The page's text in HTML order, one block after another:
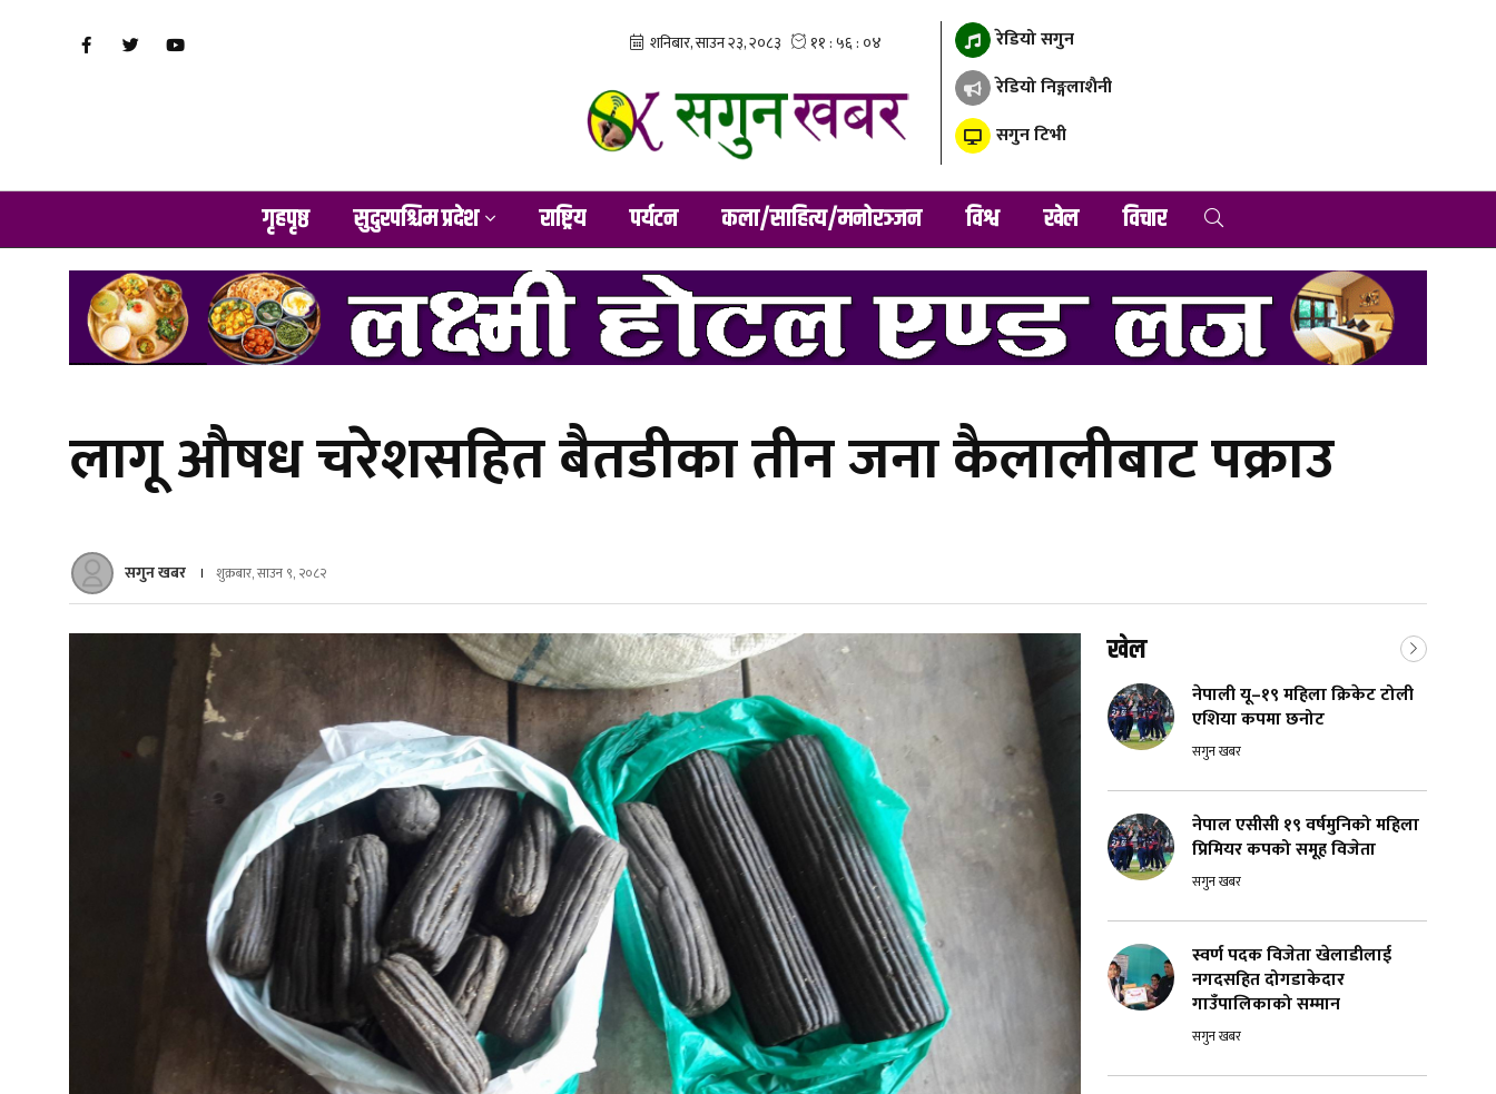
रेडियो सगुन
रेडियो निङ्गलाशैनी
सगुन टिभी
गृहपृष्ठ सुदुरपश्चिम प्रदेश राष्ट्रिय पर्यटन कला/साहित्य/मनोरञ्जन विश्व खेल विचार
लागू औषध चरेशसहित बैतडीका तीन जना कैलालीबाट पक्राउ
सगुन खबर शुक्रबार, साउन ९, २०८२
खेल
नेपाली यू–१९ महिला क्रिकेट टोली
एशिया कपमा छनोट
सगुन खबर
नेपाल एसीसी १९ वर्षमुनिको महिला
प्रिमियर कपको समूह विजेता
सगुन खबर
स्वर्ण पदक विजेता खेलाडीलाई
नगदसहित दोगडाकेदार
गाउँपालिकाको सम्मान
सगुन खबर